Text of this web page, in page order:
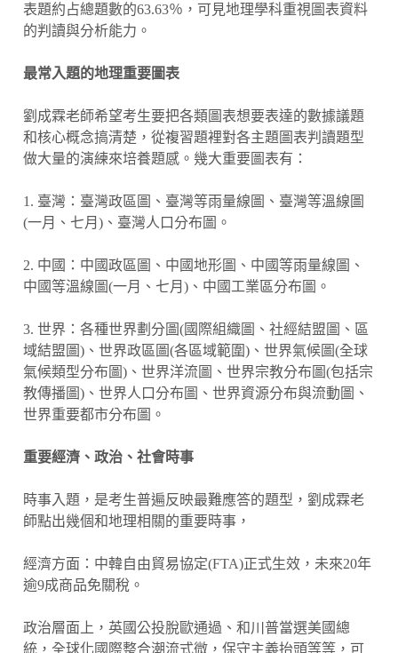
表題約占總題數的63.63％，可見地理學科重視圖表資料
的判讀與分析能力。
最常入題的地理重要圖表
劉成霖老師希望考生要把各類圖表想要表達的數據議題
和核心概念搞清楚，從複習題裡對各主題圖表判讀題型
做大量的演練來培養題感。幾大重要圖表有：
1. 臺灣：臺灣政區圖、臺灣等雨量線圖、臺灣等溫線圖
(一月、七月)、臺灣人口分布圖。
2. 中國：中國政區圖、中國地形圖、中國等雨量線圖、
中國等溫線圖(一月、七月)、中國工業區分布圖。
3. 世界：各種世界劃分圖(國際組織圖、社經結盟圖、區
域結盟圖)、世界政區圖(各區域範圍)、世界氣候圖(全球
氣候類型分布圖)、世界洋流圖、世界宗教分布圖(包括宗
教傳播圖)、世界人口分布圖、世界資源分布與流動圖、
世界重要都市分布圖。
重要經濟、政治、社會時事
時事入題，是考生普遍反映最難應答的題型，劉成霖老
師點出幾個和地理相關的重要時事，
經濟方面：中韓自由貿易協定(FTA)正式生效，未來20年
逾9成商品免關稅。
政治層面上，英國公投脫歐通過、和川普當選美國總
統，全球化國際整合潮流式微，保守主義抬頭等等，可